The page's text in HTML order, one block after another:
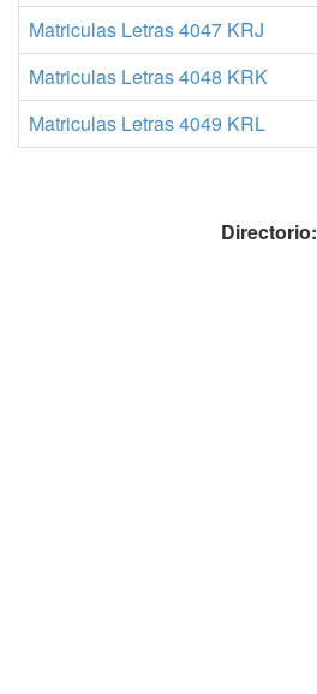
Matriculas Letras 4047 KRJ
Matriculas Letras 4048 KRK
Matriculas Letras 4049 KRL
Directorio: